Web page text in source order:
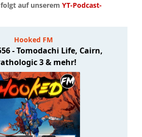
folgt auf unserem YT-Podcast-